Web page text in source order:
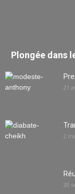
Plongée dans
21
2
20